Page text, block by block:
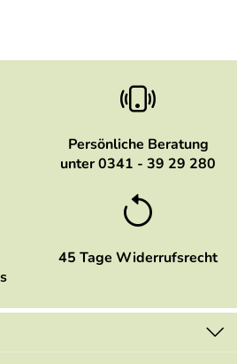
Persönliche Beratung
unter 0341 - 39 29 280
45 Tage Widerrufsrecht